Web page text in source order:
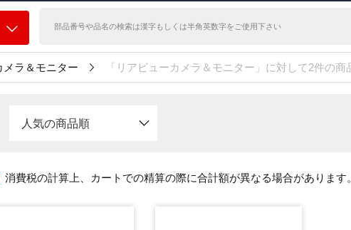
メラ＆モニター 「リアビューカメラ＆モニター」に対して2件の商
人気の商品順
消費税の計算上、カートでの精算の際に合計額が異なる場合があります。